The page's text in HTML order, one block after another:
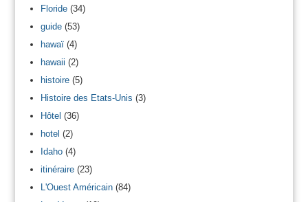
Floride(34)
guide(53)
hawaï(4)
hawaii (2)
histoire(5)
Histoire des Etats-Unis (3)
Hôtel (36)
hotel (2)
Idaho(4)
itinéraire(23)
L'Ouest Américain(84)